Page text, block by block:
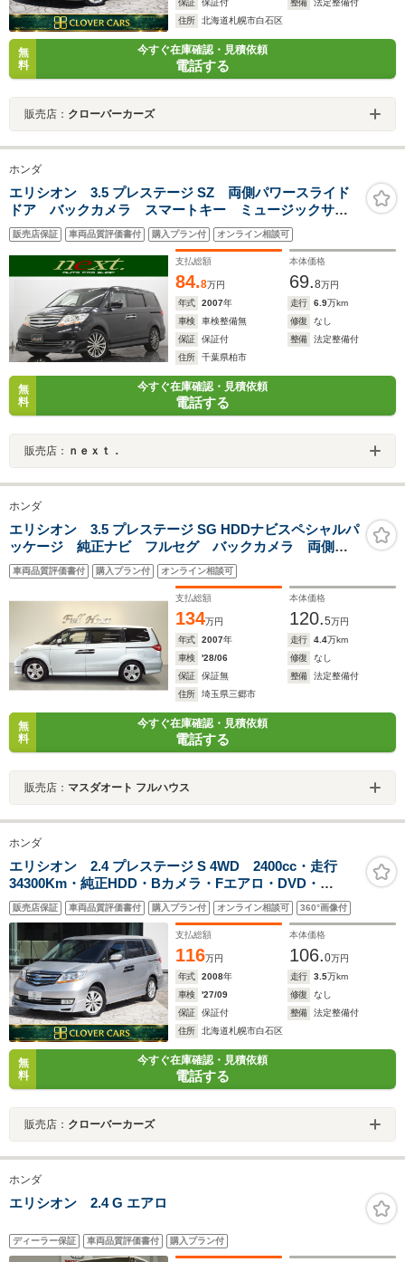
保証 保証付 整備
法定整備付
住所
北海道札幌市白石区
無
料
今すぐ在庫確認・見積依頼
電話する
販売店： クローバーカーズ
ホンダ
エリシオン 3.5 プレステージ SZ 両側パワースライド
ドア バックカメラ スマートキー ミュージックサー
バー オートライト HID フォグランプ デュアルオー
トエアコン ハーフレザーシート パワーシート
販売店保証 車両品質評価書付 購入プラン付 オンライン相談可
支払総額
84.8万円
本体価格
69.8万円
年式
2007年 走行 6.9万km
車検
車検整備無 修復
なし
保証
保証付 整備
法定整備付
住所
千葉県柏市
無
料
今すぐ在庫確認・見積依頼
電話する
販売店： ｎｅｘｔ．
ホンダ
エリシオン 3.5 プレステージ SG HDDナビスペシャルパ
ッケージ 純正ナビ フルセグ バックカメラ 両側パ
ワースライド クロレザー シートヒーター コーナー
センサー ドアバイザー ドラレコ前後 キセノン
ETC
車両品質評価書付 購入プラン付 オンライン相談可
支払総額
134万円
本体価格
120.5万円
年式
2007年 走行 4.4万km
車検
'28/06 修復
なし
保証
保証無 整備
法定整備付
住所
埼玉県三郷市
無
料
今すぐ在庫確認・見積依頼
電話する
販売店： マスダオート フルハウス
ホンダ
エリシオン 2.4 プレステージ S 4WD 2400cc・走行
34300Km・純正HDD・Bカメラ・Fエアロ・DVD・
ETC・両側パワスラ・HID・キーレス・エンスタ夏冬タイ
ヤAW付・D整備記録簿7枚有・試乗可
販売店保証 車両品質評価書付 購入プラン付 オンライン相談可 360°画像付
支払総額
116万円
本体価格
106.0万円
年式
2008年 走行 3.5万km
車検
'27/09 修復
なし
保証
保証付 整備
法定整備付
住所
北海道札幌市白石区
無
料
今すぐ在庫確認・見積依頼
電話する
販売店： クローバーカーズ
ホンダ
エリシオン 2.4 G エアロ
ディーラー保証 車両品質評価書付 購入プラン付